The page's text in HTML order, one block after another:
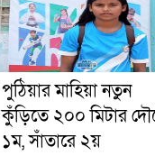
পুঠিয়ার মাহিয়া নতুন
কুঁড়িতে ২০০ মিটার
১ম, সাঁতারে ২য়